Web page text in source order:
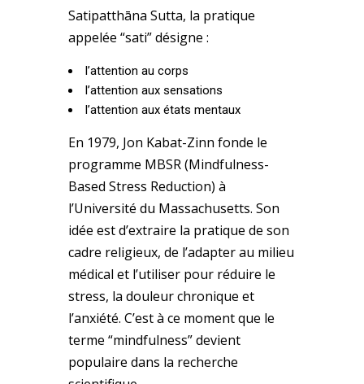
Satipatthāna Sutta, la pratique
appelée “sati” désigne :
l’attention au corps
l’attention aux sensations
l’attention aux états mentaux
En 1979, Jon Kabat-Zinn fonde le
programme MBSR (Mindfulness-
Based Stress Reduction) à
l’Université du Massachusetts. Son
idée est d’extraire la pratique de son
cadre religieux, de l’adapter au milieu
médical et l’utiliser pour réduire le
stress, la douleur chronique et
l’anxiété. C’est à ce moment que le
terme “mindfulness” devient
populaire dans la recherche